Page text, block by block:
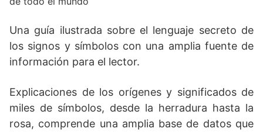
Una guía ilustrada sobre el lenguaje secreto de
los signos y símbolos con una amplia fuente de
información para el lector.
Explicaciones de los orígenes y significados de
miles de símbolos, desde la herradura hasta la
rosa, comprende una amplia base de datos que